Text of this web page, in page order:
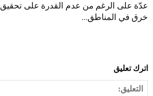
عدّة على الرغم من عدم القدرة على تحقيق
خرق في المناطق...
اترك تعليق